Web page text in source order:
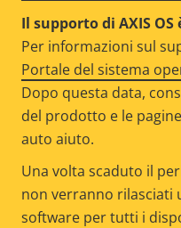
Il supporto di AXIS OS
Per informazioni sul
Portale del sistema
Dopo questa data,
del prodotto e le
auto aiuto.
Una volta scaduto il
non verranno rilasciati
software per tutti i